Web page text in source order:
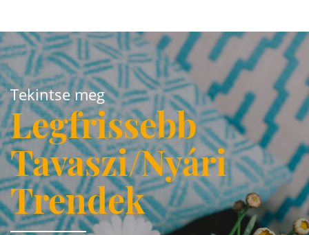
Tekintse meg
Legfrissebb
Tavaszi/Nyári
Trendek